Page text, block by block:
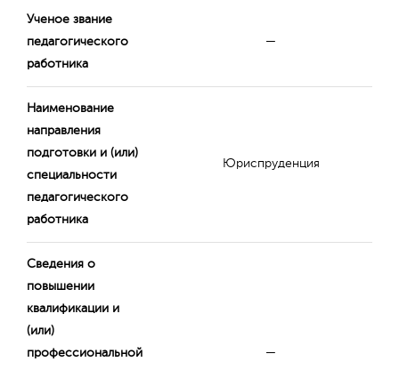
Ученое звание
педагогического
работника
—
Наименование
направления
подготовки и (или)
специальности
педагогического
работника
Юриспруденция
Сведения о
повышении
квалификации и
(или)
профессиональной
—